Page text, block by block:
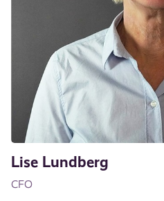
Lise Lundberg
CFO